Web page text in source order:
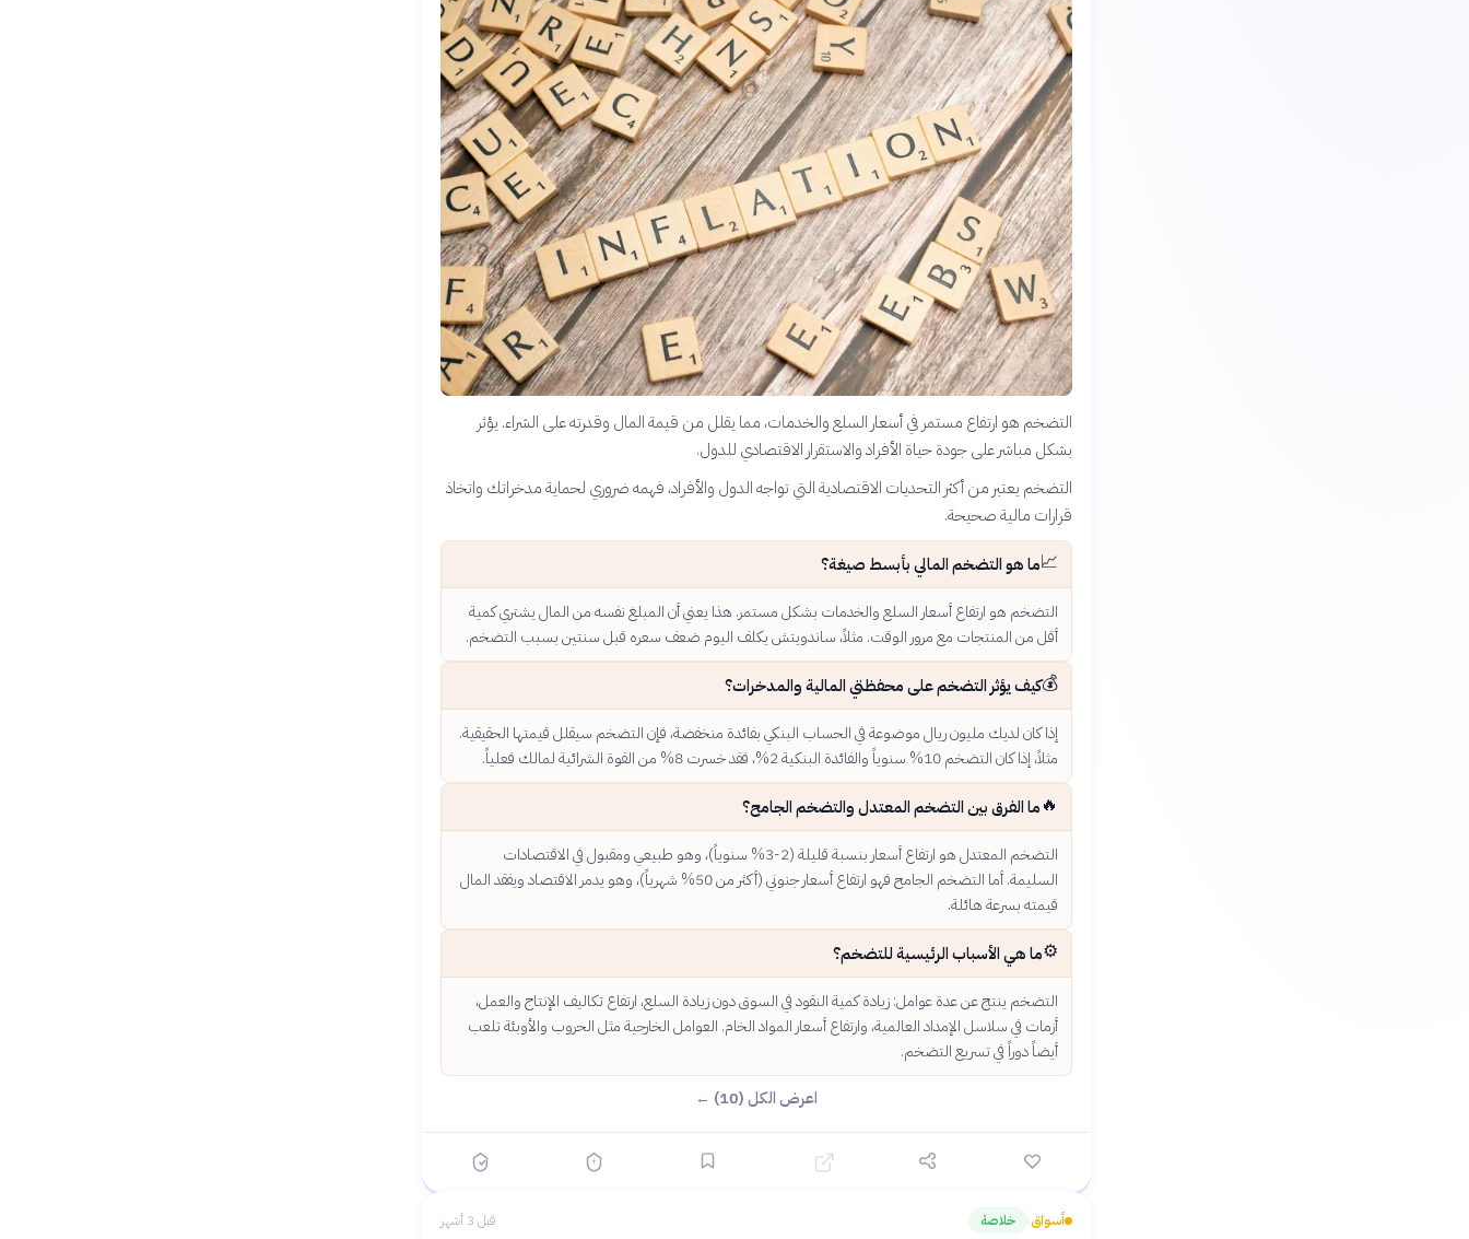
التضخم هو ارتفاع مستمر في أسعار السلع والخدمات، مما يقلل من قيمة المال وقدرته على الشراء. يؤثر
بشكل مباشر على جودة حياة الأفراد والاستقرار الاقتصادي للدول.
التضخم يعتبر من أكثر التحديات الاقتصادية التي تواجه الدول والأفراد، فهمه ضروري لحماية مدخراتك واتخاذ
قرارات مالية صحيحة.
📈ما هو التضخم المالي بأبسط صيغة؟
التضخم هو ارتفاع أسعار السلع والخدمات بشكل مستمر. هذا يعني أن المبلغ نفسه من المال يشتري كمية
أقل من المنتجات مع مرور الوقت. مثلاً، ساندويتش يكلف اليوم ضعف سعره قبل سنتين بسبب التضخم.
💰كيف يؤثر التضخم على محفظتي المالية والمدخرات؟
إذا كان لديك مليون ريال موضوعة في الحساب البنكي بفائدة منخفضة، فإن التضخم سيقلل قيمتها الحقيقية.
مثلاً، إذا كان التضخم 10% سنوياً والفائدة البنكية 2%، فقد خسرت 8% من القوة الشرائية لمالك فعلياً.
🔥ما الفرق بين التضخم المعتدل والتضخم الجامح؟
التضخم المعتدل هو ارتفاع أسعار بنسبة قليلة (2-3% سنوياً)، وهو طبيعي ومقبول في الاقتصادات
السليمة. أما التضخم الجامح فهو ارتفاع أسعار جنوني (أكثر من 50% شهرياً)، وهو يدمر الاقتصاد ويفقد المال
قيمته بسرعة هائلة.
⚙️ما هي الأسباب الرئيسية للتضخم؟
التضخم ينتج عن عدة عوامل: زيادة كمية النقود في السوق دون زيادة السلع، ارتفاع تكاليف الإنتاج والعمل،
أزمات في سلاسل الإمداد العالمية، وارتفاع أسعار المواد الخام. العوامل الخارجية مثل الحروب والأوبئة تلعب
أيضاً دوراً في تسريع التضخم.
اعرض الكل (10) ←
أسواق› خلاصة قبل 3 أشهر